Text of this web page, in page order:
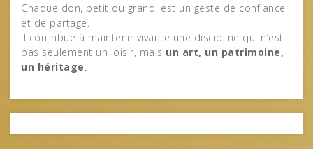
Chaque don, petit ou grand, est un geste de confiance
et de partage.
Il contribue à maintenir vivante une discipline qui n’est
pas seulement un loisir, mais un art, un patrimoine,
un héritage.